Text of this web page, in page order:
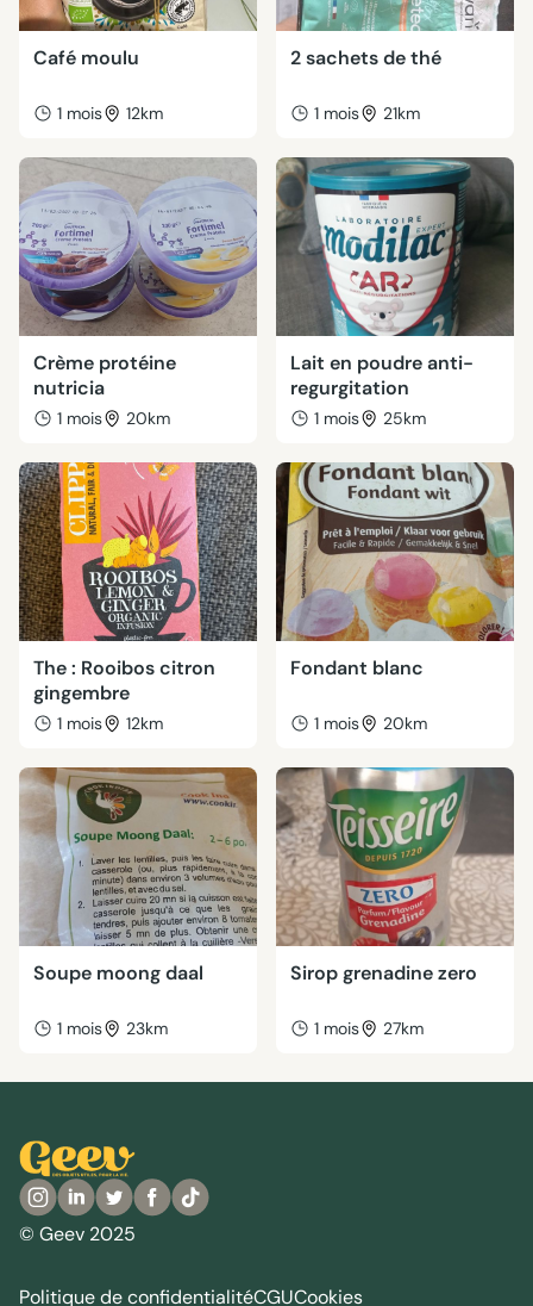
Café moulu
1 mois 12km
2 sachets de thé
1 mois 21km
Crème protéine
nutricia
1 mois 20km
Lait en poudre anti-
regurgitation
1 mois 25km
The : Rooibos citron
gingembre
1 mois 12km
Fondant blanc
1 mois 20km
Soupe moong daal
1 mois 23km
Sirop grenadine zero
1 mois 27km
© Geev 2025
Politique de confidentialitéCGUCookies